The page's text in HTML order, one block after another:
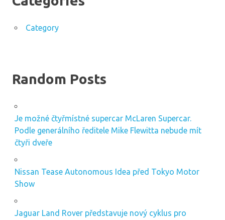
Category
Random Posts
Je možné čtyřmístné supercar McLaren Supercar.
Podle generálního ředitele Mike Flewitta nebude mít
čtyři dveře
Nissan Tease Autonomous Idea před Tokyo Motor
Show
Jaguar Land Rover představuje nový cyklus pro